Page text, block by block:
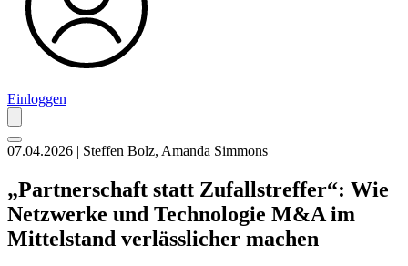
Einloggen
07.04.2026 | Steffen Bolz, Amanda Simmons
„Partnerschaft statt Zufallstreffer“: Wie
Netzwerke und Technologie M&A im
Mittelstand verlässlicher machen